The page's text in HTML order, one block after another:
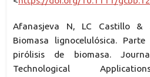
Afanasjeva N, LC Castillo &
Biomasa lignocelulósica.
pirólisis de biomasa.
Technological